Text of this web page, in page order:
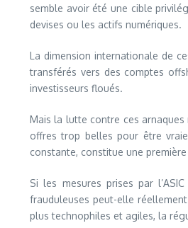
semble avoir été une cible
devises ou les actifs numériques.
La dimension internationale de
transférés vers des comptes
investisseurs floués.
Mais la lutte contre ces
offres trop belles pour être
constante, constitue une
Si les mesures prises par
frauduleuses peut-elle
plus technophiles et agiles, la